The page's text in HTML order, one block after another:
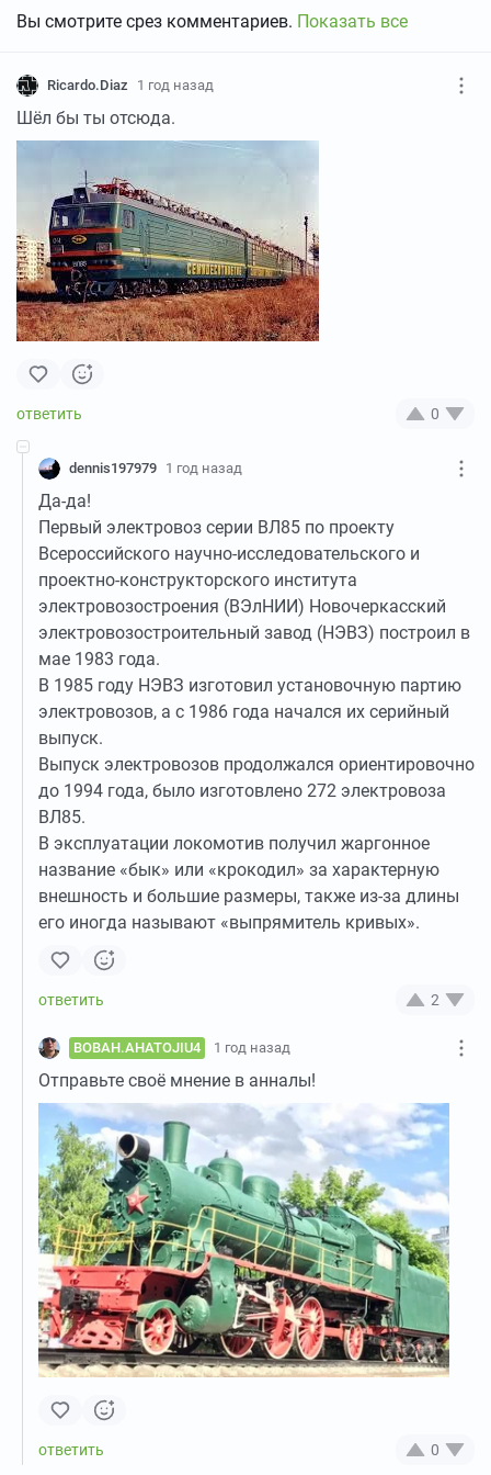
Вы смотрите срез комментариев. Показать все
Ricardo.Diaz 1 год назад
Шёл бы ты отсюда.
0
dennis197979 1 год назад
Да-да!
Первый электровоз серии ВЛ85 по проекту
Всероссийского научно-исследовательского и
проектно-конструкторского института
электровозостроения (ВЭлНИИ) Новочеркасский
электровозостроительный завод (НЭВЗ) построил в
мае 1983 года.
В 1985 году НЭВЗ изготовил установочную партию
электровозов, а с 1986 года начался их серийный
выпуск.
Выпуск электровозов продолжался ориентировочно
до 1994 года, было изготовлено 272 электровоза
ВЛ85.
В эксплуатации локомотив получил жаргонное
название «бык» или «крокодил» за характерную
внешность и большие размеры, также из-за длины
его иногда называют «выпрямитель кривых».
2
BOBAH.AHATOJIU4 1 год назад
Отправьте своё мнение в анналы!
0